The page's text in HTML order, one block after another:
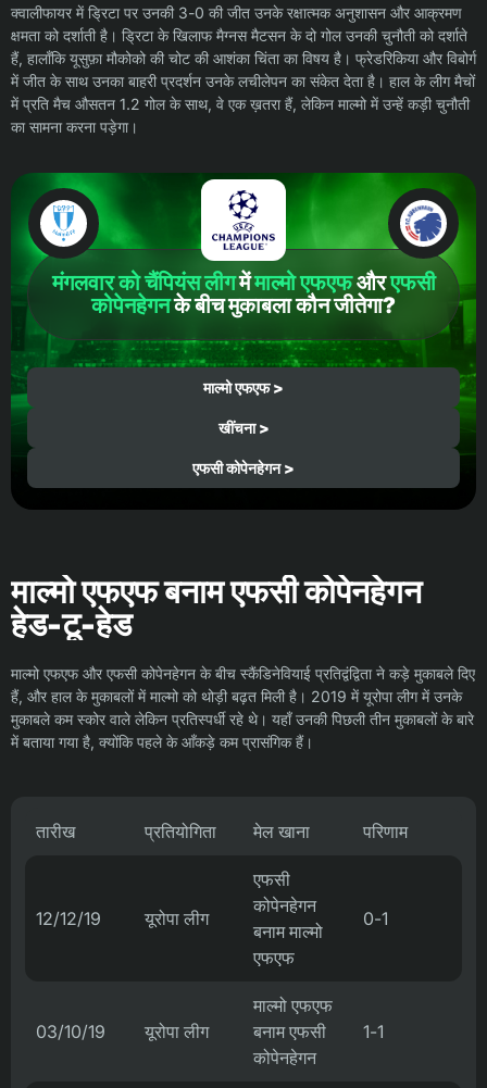
क्वालीफायर में ड्रिटा पर उनकी 3-0 की जीत उनके रक्षात्मक अनुशासन और आक्रमण
क्षमता को दर्शाती है। ड्रिटा के खिलाफ मैग्नस मैटसन के दो गोल उनकी चुनौती को दर्शाते
हैं, हालाँकि यूसुफ़ा मौकोको की चोट की आशंका चिंता का विषय है। फ्रेडरिकिया और विबोर्ग
में जीत के साथ उनका बाहरी प्रदर्शन उनके लचीलेपन का संकेत देता है। हाल के लीग मैचों
में प्रति मैच औसतन 1.2 गोल के साथ, वे एक ख़तरा हैं, लेकिन माल्मो में उन्हें कड़ी चुनौती
का सामना करना पड़ेगा।
मंगलवार को चैंपियंस लीगमेंमाल्मो एफएफऔरएफसी
कोपेनहेगनके बीच मुकाबला कौन जीतेगा?
माल्मो एफएफ >
खींचना >
एफसी कोपेनहेगन >
माल्मो एफएफ बनाम एफसी कोपेनहेगन
हेड-टू-हेड
माल्मो एफएफ और एफसी कोपेनहेगन के बीच स्कैंडिनेवियाई प्रतिद्वंद्विता ने कड़े मुकाबले दिए
हैं, और हाल के मुकाबलों में माल्मो को थोड़ी बढ़त मिली है। 2019 में यूरोपा लीग में उनके
मुकाबले कम स्कोर वाले लेकिन प्रतिस्पर्धी रहे थे। यहाँ उनकी पिछली तीन मुकाबलों के बारे
में बताया गया है, क्योंकि पहले के आँकड़े कम प्रासंगिक हैं।
तारीख प्रतियोगिता मेल खाना परिणाम
12/12/19 यूरोपा लीग
एफसी
कोपेनहेगन
बनाम माल्मो
एफएफ
0-1
03/10/19 यूरोपा लीग
माल्मो एफएफ
बनाम एफसी
कोपेनहेगन
1-1